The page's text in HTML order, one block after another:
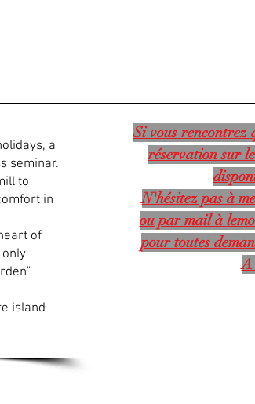
Si vous rencontrez
réservation sur
N'hésitez pas à
ou par mail à
pour toutes
A
a
seminar.
to
in
of
only
island